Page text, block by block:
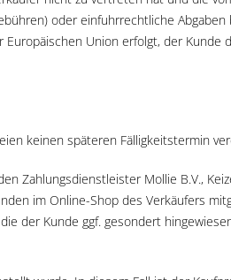
oder einfuhrrechtliche Abgaben
Union erfolgt, der Kunde
keinen späteren Fälligkeitstermin
Zahlungsdienstleister Mollie B.V.,
im Online-Shop des Verkäufers
der Kunde ggf. gesondert